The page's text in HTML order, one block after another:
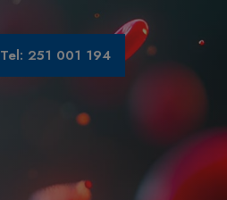
Tel: 251 001 194